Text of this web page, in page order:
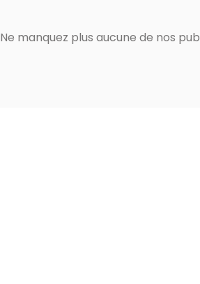
Ne manquez plus aucune de nos